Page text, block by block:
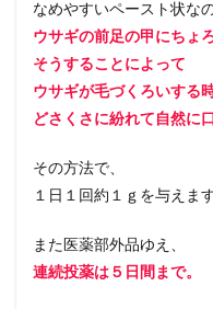
なめやすいペースト状な
ウサギの前足の甲にちょ
そうすることによって
ウサギが毛づくろいする時
どさくさに紛れて自然に
その方法で、
１日１回約１ｇを与えます
また医薬部外品ゆえ、
連続投薬は５日間まで。